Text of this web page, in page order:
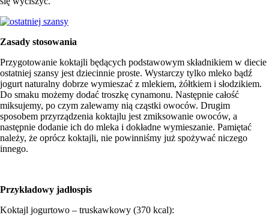
Zasady stosowania
Przygotowanie koktajli będących podstawowym składnikiem w diecie
ostatniej szansy jest dziecinnie proste. Wystarczy tylko mleko bądź
jogurt naturalny dobrze wymieszać z mlekiem, żółtkiem i słodzikiem.
Do smaku możemy dodać troszkę cynamonu. Następnie całość
miksujemy, po czym zalewamy nią cząstki owoców. Drugim
sposobem przyrządzenia koktajlu jest zmiksowanie owoców, a
następnie dodanie ich do mleka i dokładne wymieszanie. Pamiętać
należy, że oprócz koktajli, nie powinniśmy już spożywać niczego
innego.
Przykładowy jadłospis
Koktajl jogurtowo – truskawkowy (370 kcal):